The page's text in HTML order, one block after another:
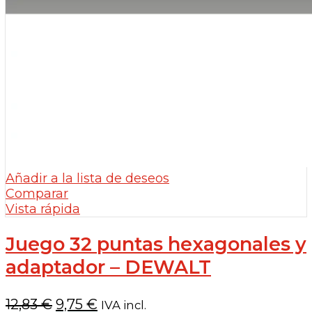
Añadir a la lista de deseos
Comparar
Vista rápida
Juego 32 puntas hexagonales y
adaptador – DEWALT
12,83€ El
9,75 € El
IVA incl.